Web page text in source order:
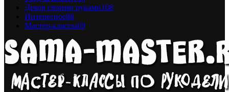
Декор своими руками108
Интересное88
Мастер-классы69